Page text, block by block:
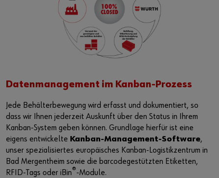
Datenmanagement im Kanban-Prozess
Jede Behälterbewegung wird erfasst und dokumentiert, so
dass wir Ihnen jederzeit Auskunft über den Status in Ihrem
Kanban-System geben können. Grundlage hierfür ist eine
eigens entwickelte Kanban-Management-Software,
unser spezialisiertes europäisches Kanban-Logistikzentrum in
Bad Mergentheim sowie die barcodegestützten Etiketten,
RFID-Tags oder iBin®-Module.